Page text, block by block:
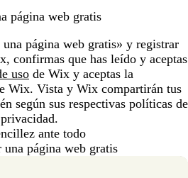
página web gratis
página web gratis» y registrar
confirmas que has leído y aceptas
uso de Wix y aceptas la
Wix. Vista y Wix compartirán tus
según sus respectivas políticas de
privacidad.
ante todo
una página web gratis